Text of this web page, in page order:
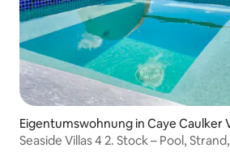
Eigentumswohnung in Caye Caulker
Seaside Villas 4 2. Stock – Pool,